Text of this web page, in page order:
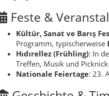
Moderne: Mit den
Mahalle integriert – Saray
Heute: Saray steht für
Reiseziel stark.
Hidden Gems
Gedränge auf schmalen